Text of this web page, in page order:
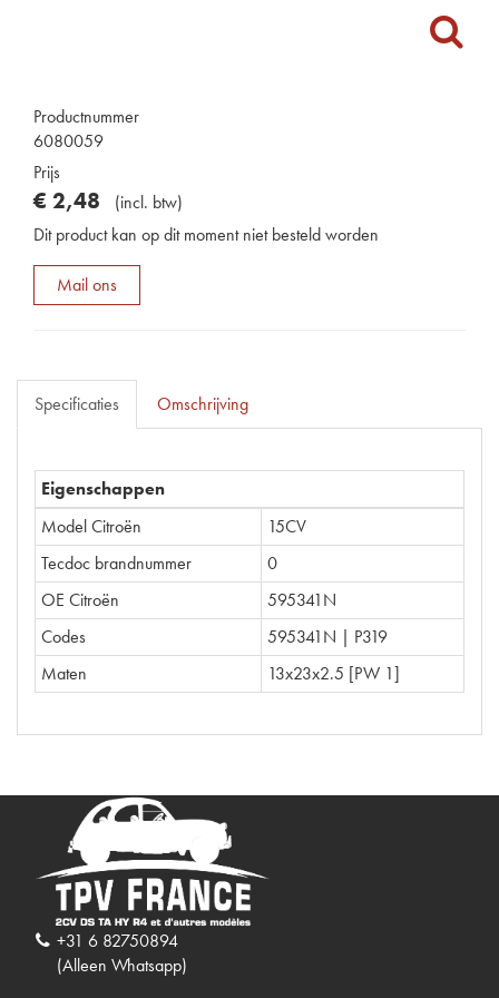
Productnummer
6080059
Prijs
€ 2,48 (incl. btw)
Dit product kan op dit moment niet besteld worden
Mail ons
Specificaties Omschrijving
Eigenschappen
Model Citroën
15CV
Tecdoc brandnummer
0
OE Citroën
595341N
Codes
595341N | P319
Maten
13x23x2.5 [PW 1]
+31 6 82750894
(Alleen Whatsapp)